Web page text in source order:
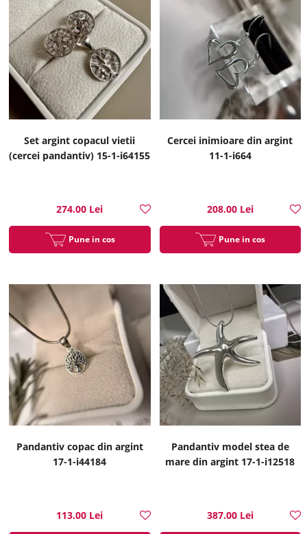
Set argint copacul vietii
(cercei pandantiv) 15-1-i64155
274.00 Lei
Pune in cos
Cercei inimioare din argint
11-1-i664
208.00 Lei
Pune in cos
Pandantiv copac din argint
17-1-i44184
113.00 Lei
Pandantiv model stea de
mare din argint 17-1-i12518
387.00 Lei